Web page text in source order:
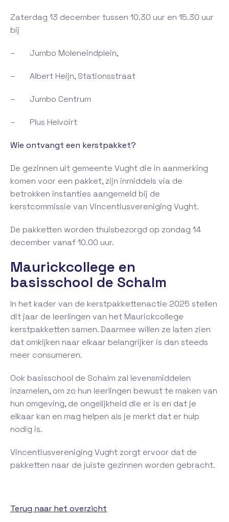
Zaterdag 13 december tussen 10.30 uur en 15.30 uur
bij
– Jumbo Moleneindplein,
– Albert Heijn, Stationsstraat
– Jumbo Centrum
– Plus Helvoirt
Wie ontvangt een kerstpakket?
De gezinnen uit gemeente Vught die in aanmerking
komen voor een pakket, zijn inmiddels via de
betrokken instanties aangemeld bij de
kerstcommissie van Vincentiusvereniging Vught.
De pakketten worden thuisbezorgd op zondag 14
december vanaf 10.00 uur.
Maurickcollege en
basisschool de Schalm
In het kader van de kerstpakkettenactie 2025 stellen
dit jaar de leerlingen van het Maurickcollege
kerstpakketten samen. Daarmee willen ze laten zien
dat omkijken naar elkaar belangrijker is dan steeds
meer consumeren.
Ook basisschool de Schalm zal levensmiddelen
inzamelen, om zo hun leerlingen bewust te maken van
hun omgeving, de ongelijkheid die er is en dat je
elkaar kan en mag helpen als je merkt dat er hulp
nodig is.
Vincentiusvereniging Vught zorgt ervoor dat de
pakketten naar de juiste gezinnen worden gebracht.
Terug naar het overzicht